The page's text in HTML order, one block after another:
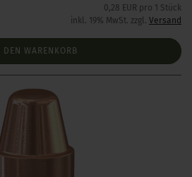
0,28 EUR pro 1 Stück
inkl. 19% MwSt. zzgl. Versand
DEN WARENKORB